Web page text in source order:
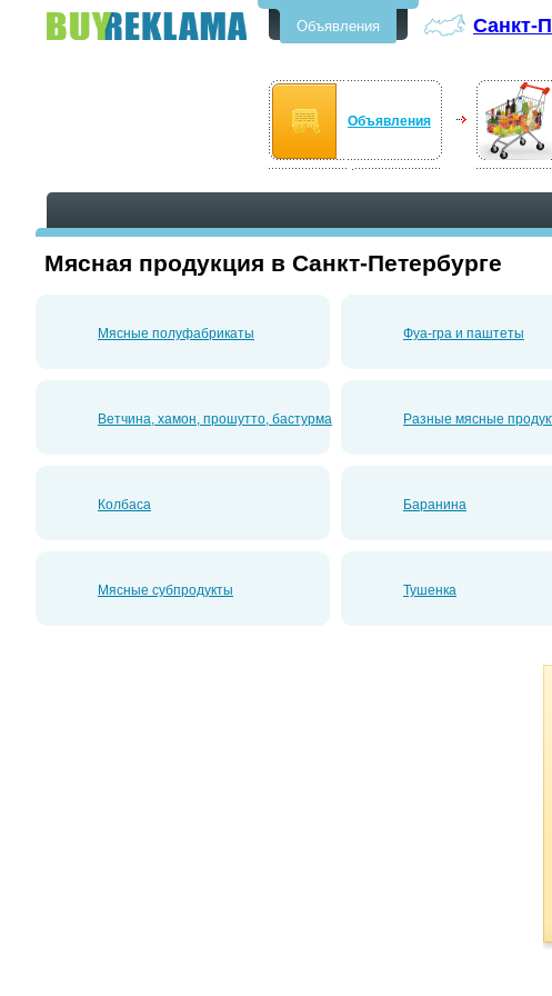
Объявления Санкт-
Объявления
Мясная продукция в Санкт-Петербурге
Мясные полуфабрикаты Фуа-гра и паштеты
Ветчина, хамон, прошутто, бастурма Разные мясные
Колбаса Баранина
Мясные субпродукты Тушенка